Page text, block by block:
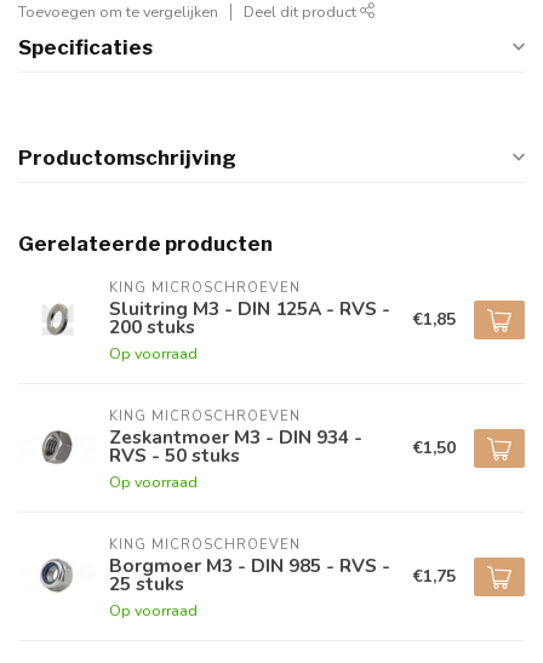
Toevoegen om te vergelijken Deel dit product
Specificaties
Productomschrijving
Gerelateerde producten
KING MICROSCHROEVEN
Sluitring M3 - DIN 125A - RVS -
200 stuks
Op voorraad
€1,85
KING MICROSCHROEVEN
Zeskantmoer M3 - DIN 934 -
RVS - 50 stuks
Op voorraad
€1,50
KING MICROSCHROEVEN
Borgmoer M3 - DIN 985 - RVS -
25 stuks
Op voorraad
€1,75